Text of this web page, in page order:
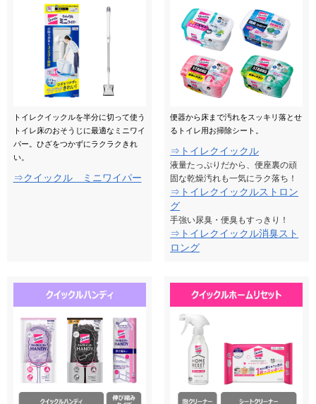
トイレクイックルを半分に切って使う
トイレ床のおそうじに最適なミニワイ
パー。ひざをつかずにラクラクきれ
い。
⇒クイックル ミニワイパー
便器から床まで汚れをスッキリ落とせ
るトイレ用お掃除シート。
⇒トイレクイックル
液量たっぷりだから、便座裏の頑
固な乾燥汚れも一気にラク落ち！
⇒トイレクイックルストロン
グ
手強い尿臭・便臭もすっきり！
⇒トイレクイックル消臭スト
ロング